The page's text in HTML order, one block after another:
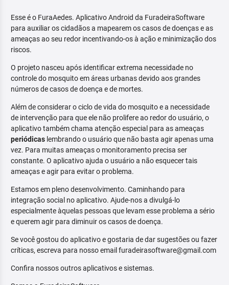
Esse é o FuraAedes. Aplicativo Android da FuradeiraSoftware
para auxiliar os cidadãos a mapearem os casos de doenças e as
ameaças ao seu redor incentivando-os à ação e minimização dos
riscos.
O projeto nasceu após identificar extrema necessidade no
controle do mosquito em áreas urbanas devido aos grandes
números de casos de doença e de mortes.
Além de considerar o ciclo de vida do mosquito e a necessidade
de intervenção para que ele não prolifere ao redor do usuário, o
aplicativo também chama atenção especial para as ameaças
periódicas lembrando o usuário que não basta agir apenas uma
vez. Para muitas ameaças o monitoramento precisa ser
constante. O aplicativo ajuda o usuário a não esquecer tais
ameaças e agir para evitar o problema.
Estamos em pleno desenvolvimento. Caminhando para
integração social no aplicativo. Ajude-nos a divulgá-lo
especialmente àquelas pessoas que levam esse problema a sério
e querem agir para diminuir os casos de doença.
Se você gostou do aplicativo e gostaria de dar sugestões ou fazer
críticas, escreva para nosso email furadeirasoftware@gmail.com
Confira nossos outros aplicativos e sistemas.